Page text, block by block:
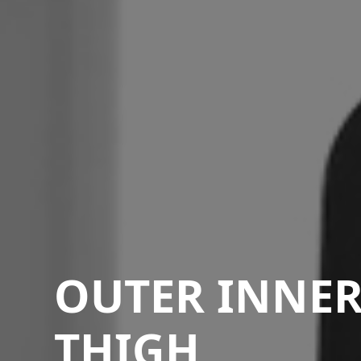
OUTER
THIGH